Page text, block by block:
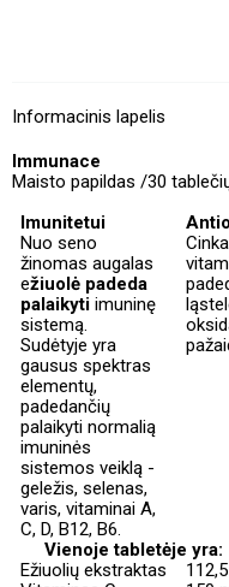
Informacinis lapelis
Immunace
Maisto papildas /30
Imunitetui
Nuo seno
žinomas augalas
ežiuolė padeda
palaikyti imuninę
sistemą.
Sudėtyje yra
gausus spektras
elementų,
padedančių
palaikyti normalią
imuninės
sistemos veiklą -
geležis, selenas,
varis, vitaminai A,
C, D, B12, B6.
Vienoje tabletėje yra:
Ežiuolių ekstraktas